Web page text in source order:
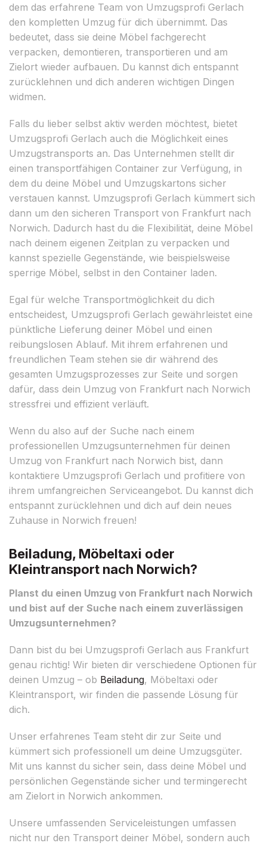
dem das erfahrene Team von Umzugsprofi Gerlach
den kompletten Umzug für dich übernimmt. Das
bedeutet, dass sie deine Möbel fachgerecht
verpacken, demontieren, transportieren und am
Zielort wieder aufbauen. Du kannst dich entspannt
zurücklehnen und dich anderen wichtigen Dingen
widmen.
Falls du lieber selbst aktiv werden möchtest, bietet
Umzugsprofi Gerlach auch die Möglichkeit eines
Umzugstransports an. Das Unternehmen stellt dir
einen transportfähigen Container zur Verfügung, in
dem du deine Möbel und Umzugskartons sicher
verstauen kannst. Umzugsprofi Gerlach kümmert sich
dann um den sicheren Transport von Frankfurt nach
Norwich. Dadurch hast du die Flexibilität, deine Möbel
nach deinem eigenen Zeitplan zu verpacken und
kannst spezielle Gegenstände, wie beispielsweise
sperrige Möbel, selbst in den Container laden.
Egal für welche Transportmöglichkeit du dich
entscheidest, Umzugsprofi Gerlach gewährleistet eine
pünktliche Lieferung deiner Möbel und einen
reibungslosen Ablauf. Mit ihrem erfahrenen und
freundlichen Team stehen sie dir während des
gesamten Umzugsprozesses zur Seite und sorgen
dafür, dass dein Umzug von Frankfurt nach Norwich
stressfrei und effizient verläuft.
Wenn du also auf der Suche nach einem
professionellen Umzugsunternehmen für deinen
Umzug von Frankfurt nach Norwich bist, dann
kontaktiere Umzugsprofi Gerlach und profitiere von
ihrem umfangreichen Serviceangebot. Du kannst dich
entspannt zurücklehnen und dich auf dein neues
Zuhause in Norwich freuen!
Beiladung, Möbeltaxi oder
Kleintransport nach Norwich?
Planst du einen Umzug von Frankfurt nach Norwich
und bist auf der Suche nach einem zuverlässigen
Umzugsunternehmen?
Dann bist du bei Umzugsprofi Gerlach aus Frankfurt
genau richtig! Wir bieten dir verschiedene Optionen für
deinen Umzug – ob Beiladung, Möbeltaxi oder
Kleintransport, wir finden die passende Lösung für
dich.
Unser erfahrenes Team steht dir zur Seite und
kümmert sich professionell um deine Umzugsgüter.
Mit uns kannst du sicher sein, dass deine Möbel und
persönlichen Gegenstände sicher und termingerecht
am Zielort in Norwich ankommen.
Unsere umfassenden Serviceleistungen umfassen
nicht nur den Transport deiner Möbel, sondern auch